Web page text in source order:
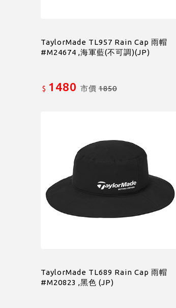
TaylorMade TL957 Rain Cap 雨帽
#M24674 ,海軍藍(不可調)(JP)
$ 1480 市價1850
TaylorMade TL689 Rain Cap 雨帽
#M20823 ,黑色 (JP)